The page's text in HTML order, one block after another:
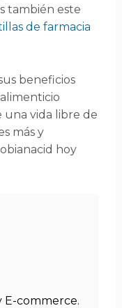
también este
de farmacia
beneficios
vida libre de
más y
hoy
E-commerce.